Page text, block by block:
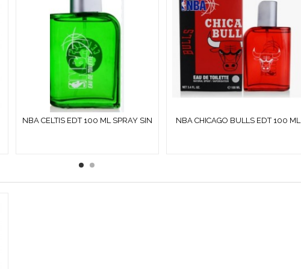
NBA CELTIS EDT 100 ML SPRAY SIN
NBA CHICAGO BULLS EDT 100 ML